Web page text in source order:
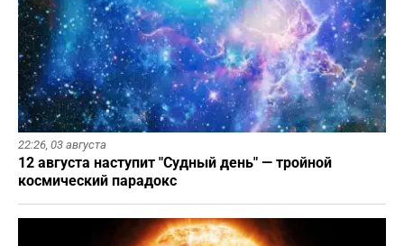
22:26, 03 августа
12 августа наступит "Судный день" — тройной
космический парадокс